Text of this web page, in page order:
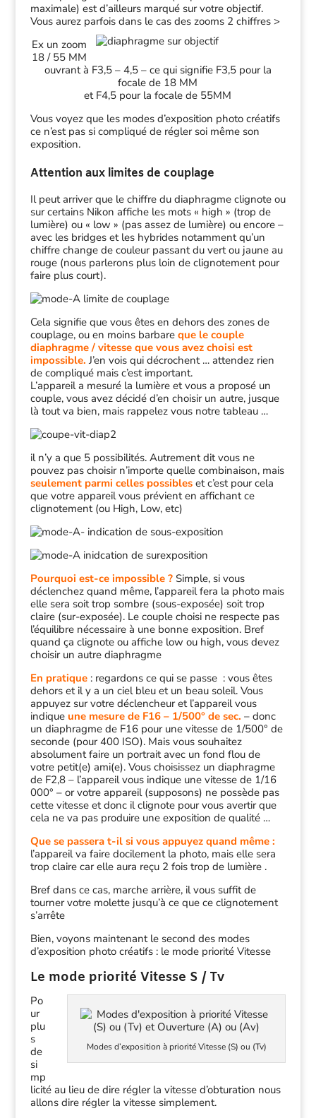
maximale) est d’ailleurs marqué sur votre objectif.
Vous aurez parfois dans le cas des zooms 2 chiffres >
Ex un zoom
18 / 55 MM
ouvrant à F3,5 – 4,5 – ce qui signifie F3,5 pour la
focale de 18 MM
et F4,5 pour la focale de 55MM
Vous voyez que les modes d’exposition photo créatifs
ce n’est pas si compliqué de régler soi même son
exposition.
Attention aux limites de couplage
Il peut arriver que le chiffre du diaphragme clignote ou
sur certains Nikon affiche les mots « high » (trop de
lumière) ou « low » (pas assez de lumière) ou encore –
avec les bridges et les hybrides notamment qu’un
chiffre change de couleur passant du vert ou jaune au
rouge (nous parlerons plus loin de clignotement pour
faire plus court).
Cela signifie que vous êtes en dehors des zones de
couplage, ou en moins barbare que le couple
diaphragme / vitesse que vous avez choisi est
impossible. J’en vois qui décrochent … attendez rien
de compliqué mais c’est important.
L’appareil a mesuré la lumière et vous a proposé un
couple, vous avez décidé d’en choisir un autre, jusque
là tout va bien, mais rappelez vous notre tableau …
il n’y a que 5 possibilités. Autrement dit vous ne
pouvez pas choisir n’importe quelle combinaison, mais
seulement parmi celles possibleset c’est pour cela
que votre appareil vous prévient en affichant ce
clignotement (ou High, Low, etc)
Pourquoi est-ce impossible ?Simple, si vous
déclenchez quand même, l’appareil fera la photo mais
elle sera soit trop sombre (sous-exposée) soit trop
claire (sur-exposée). Le couple choisi ne respecte pas
l’équilibre nécessaire à une bonne exposition. Bref
quand ça clignote ou affiche low ou high, vous devez
choisir un autre diaphragme
En pratique: regardons ce qui se passe : vous êtes
dehors et il y a un ciel bleu et un beau soleil. Vous
appuyez sur votre déclencheur et l’appareil vous
indique une mesure de F16 – 1/500° de sec. – donc
un diaphragme de F16 pour une vitesse de 1/500° de
seconde (pour 400 ISO). Mais vous souhaitez
absolument faire un portrait avec un fond flou de
votre petit(e) ami(e). Vous choisissez un diaphragme
de F2,8 – l’appareil vous indique une vitesse de 1/16
000° – or votre appareil (supposons) ne possède pas
cette vitesse et donc il clignote pour vous avertir que
cela ne va pas produire une exposition de qualité …
Que se passera t-il si vous appuyez quand même :
l’appareil va faire docilement la photo, mais elle sera
trop claire car elle aura reçu 2 fois trop de lumière .
Bref dans ce cas, marche arrière, il vous suffit de
tourner votre molette jusqu’à ce que ce clignotement
s’arrête
Bien, voyons maintenant le second des modes
d’exposition photo créatifs : le mode priorité Vitesse
Le mode priorité Vitesse S / Tv
Modes d’exposition à priorité Vitesse (S) ou (Tv)
Po
ur
plu
s
de
si
mp
licité au lieu de dire régler la vitesse d’obturation nous
allons dire régler la vitesse simplement.